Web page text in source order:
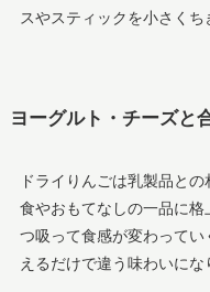
スやスティックを小さくち
ヨーグルト・チーズと
ドライりんごは乳製品と
食やおもてなしの一品に
つ吸って食感が変わって
えるだけで違う味わいにな